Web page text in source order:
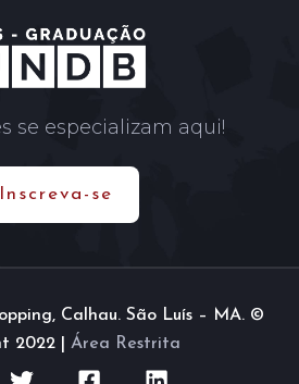
se especializam aqui!
Inscreva-se
Calhau. São Luís – MA. ©
2022 | Área Restrita